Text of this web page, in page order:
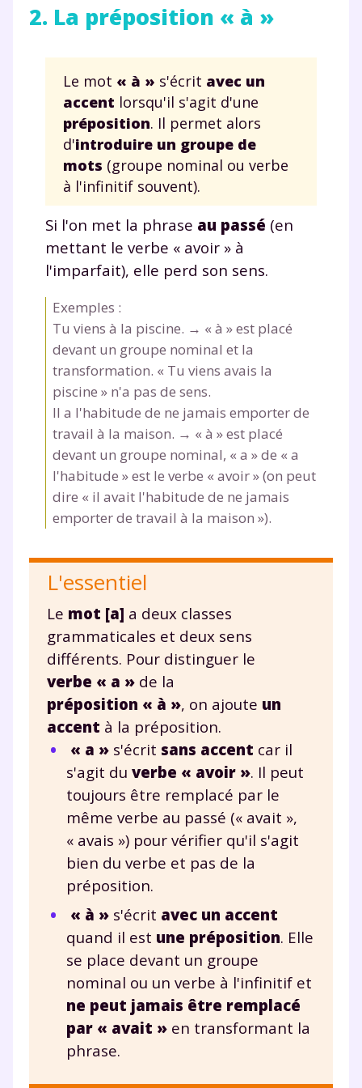
2. La préposition « à »
Le mot « à » s'écrit avec un
accent lorsqu'il s'agit d'une
préposition. Il permet alors
d'introduire un groupe de
mots (groupe nominal ou verbe
à l'infinitif souvent).
Si l'on met la phrase au passé (en
mettant le verbe « avoir » à
l'imparfait), elle perd son sens.
Exemples :
Tu viens à la piscine. → « à » est placé
devant un groupe nominal et la
transformation. « Tu viens avais la
piscine » n'a pas de sens.
Il a l'habitude de ne jamais emporter de
travail à la maison. → « à » est placé
devant un groupe nominal, « a » de « a
l'habitude » est le verbe « avoir » (on peut
dire « il avait l'habitude de ne jamais
emporter de travail à la maison »).
L'essentiel
Le mot [a] a deux classes
grammaticales et deux sens
différents. Pour distinguer le
verbe « a » de la
préposition « à », on ajoute un
accent à la préposition.
« a » s'écrit sans accent car il
s'agit du verbe « avoir ». Il peut
toujours être remplacé par le
même verbe au passé (« avait »,
« avais ») pour vérifier qu'il s'agit
bien du verbe et pas de la
préposition.
« à » s'écrit avec un accent
quand il est une préposition. Elle
se place devant un groupe
nominal ou un verbe à l'infinitif et
ne peut jamais être remplacé
par « avait » en transformant la
phrase.